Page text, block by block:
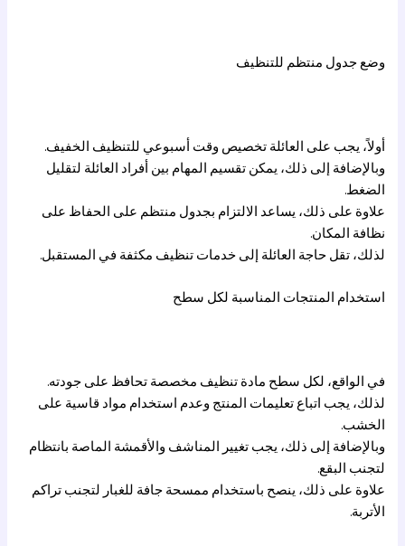
وضع جدول منتظم للتنظيف
أولاً، يجب على العائلة تخصيص وقت أسبوعي للتنظيف الخفيف.
وبالإضافة إلى ذلك، يمكن تقسيم المهام بين أفراد العائلة لتقليل
الضغط.
علاوة على ذلك، يساعد الالتزام بجدول منتظم على الحفاظ على
نظافة المكان.
لذلك، تقل حاجة العائلة إلى خدمات تنظيف مكثفة في المستقبل.
استخدام المنتجات المناسبة لكل سطح
في الواقع، لكل سطح مادة تنظيف مخصصة تحافظ على جودته.
لذلك، يجب اتباع تعليمات المنتج وعدم استخدام مواد قاسية على
الخشب.
وبالإضافة إلى ذلك، يجب تغيير المناشف والأقمشة الماصة بانتظام
لتجنب البقع.
علاوة على ذلك، ينصح باستخدام ممسحة جافة للغبار لتجنب تراكم
الأتربة.